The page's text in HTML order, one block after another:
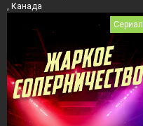
, Канада
Сериал